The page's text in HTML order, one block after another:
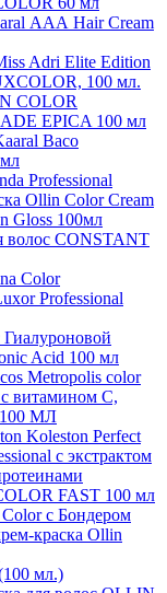
ААА Hair Cream
Adri Elite Edition
100 мл.
COLOR
EPICA 100 мл
Baco
Professional
Ollin Color Cream
Gloss 100мл
волос CONSTANT
Color
Professional
Гиалуроновой
Acid 100 мл
Metropolis color
с витамином С,
МЛ
Koleston Perfect
с экстрактом
FAST 100 мл
с Бондером
краска Ollin
мл.)